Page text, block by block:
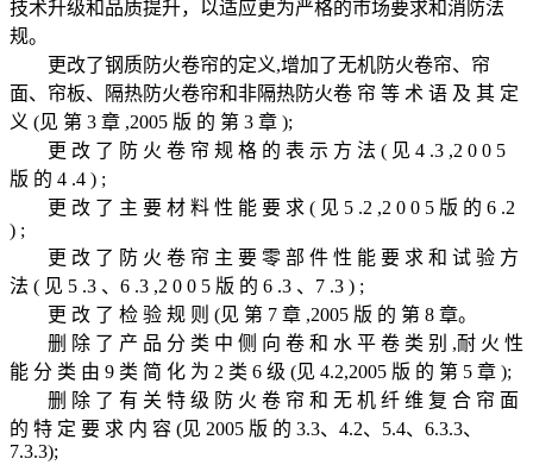
技术升级和品质提升，以适应更为严格的市场要求和消防法
规。
更改了钢质防火卷帘的定义,增加了无机防火卷帘、帘
面、帘板、隔热防火卷帘和非隔热防火卷 帘 等 术 语 及 其 定
义 (见 第 3 章 ,2005 版 的 第 3 章 );
更 改 了 防 火 卷 帘 规 格 的 表 示 方 法 ( 见 4 .3 ,2 0 0 5
版 的 4 .4 ) ;
更 改 了 主 要 材 料 性 能 要 求 ( 见 5 .2 ,2 0 0 5 版 的 6 .2
) ;
更 改 了 防 火 卷 帘 主 要 零 部 件 性 能 要 求 和 试 验 方
法 ( 见 5 .3 、6 .3 ,2 0 0 5 版 的 6 .3 、7 .3 ) ;
更 改 了 检 验 规 则 (见 第 7 章 ,2005 版 的 第 8 章。
删 除 了 产 品 分 类 中 侧 向 卷 和 水 平 卷 类 别 ,耐 火 性
能 分 类 由 9 类 简 化 为 2 类 6 级 (见 4.2,2005 版 的 第 5 章 );
删 除 了 有 关 特 级 防 火 卷 帘 和 无 机 纤 维 复 合 帘 面
的 特 定 要 求 内 容 (见 2005 版 的 3.3、4.2、5.4、6.3.3、
7.3.3);